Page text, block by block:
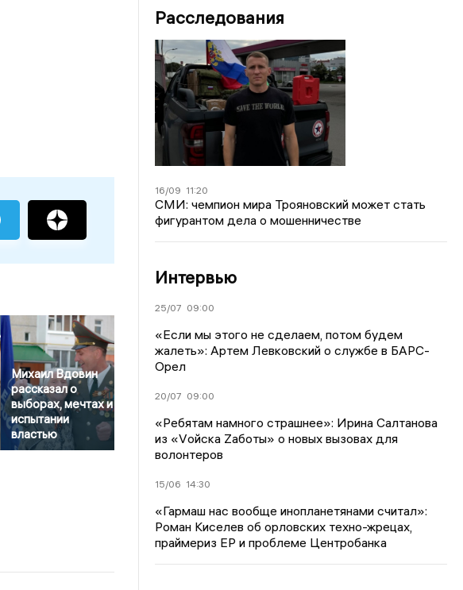
Михаил Вдовин
рассказал о
выборах, мечтах и
испытании
властью
Расследования
16/09 11:20
СМИ: чемпион мира Трояновский может стать
фигурантом дела о мошенничестве
Интервью
25/07 09:00
«Если мы этого не сделаем, потом будем
жалеть»: Артем Левковский о службе в БАРС-
Орел
20/07 09:00
«Ребятам намного страшнее»: Ирина Салтанова
из «Vойска Zаботы» о новых вызовах для
волонтеров
15/06 14:30
«Гармаш нас вообще инопланетянами считал»:
Роман Киселев об орловских техно-жрецах,
праймериз ЕР и проблеме Центробанка